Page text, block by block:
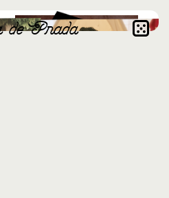
de Prada